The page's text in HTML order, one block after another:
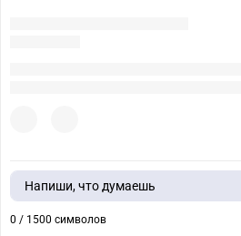
Напиши, что думаешь
0 / 1500 символов